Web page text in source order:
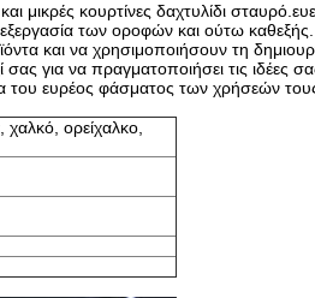
μικρές κουρτίνες δαχτυλίδι
των οροφών και ούτω καθεξής.
και να χρησιμοποιήσουν τη
για να πραγματοποιήσει τις ιδέες
του ευρέος φάσματος των χρήσεών
ορείχαλκο,